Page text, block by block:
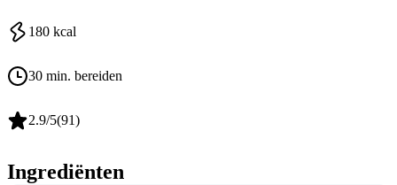
180 kcal
30 min. bereiden
2.9/5(91)
Ingrediënten